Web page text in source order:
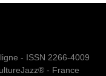
- ISSN 2266-4009
- France